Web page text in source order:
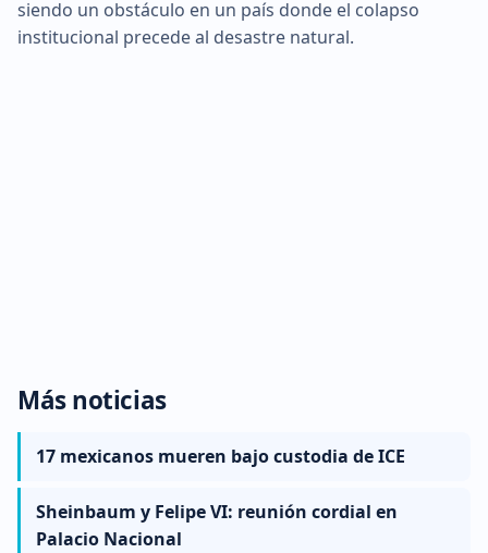
siendo un obstáculo en un país donde el colapso
institucional precede al desastre natural.
Más noticias
17 mexicanos mueren bajo custodia de ICE
Sheinbaum y Felipe VI: reunión cordial en
Palacio Nacional